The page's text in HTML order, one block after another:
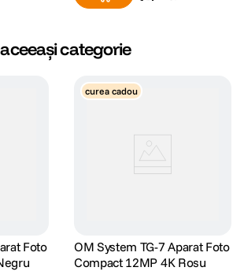
Aproximativ. 95 × 63 × 25 mm (pe baza
standardelor CIPA)
Aproximativ. 176 g (numai corp)
categorie
Foto
curea cadou
OM System TG-7 Aparat Foto
Compact 12MP 4K Rosu